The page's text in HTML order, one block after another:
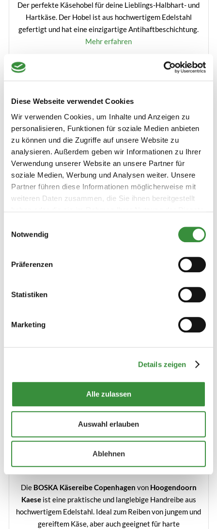
Diese Webseite verwendet Cookies
Wir verwenden Cookies, um Inhalte und Anzeigen zu
personalisieren, Funktionen für soziale Medien anbieten
zu können und die Zugriffe auf unsere Website zu
analysieren. Außerdem geben wir Informationen zu Ihrer
Verwendung unserer Website an unsere Partner für
soziale Medien, Werbung und Analysen weiter. Unsere
Partner führen diese Informationen möglicherweise mit
weiteren Daten zusammen, die Sie ihnen bereitgestellt
Notwendig
Präferenzen
Statistiken
Marketing
Details zeigen
Alle zulassen
Auswahl erlauben
Ablehnen
Der perfekte Käsehobel für deine Lieblings-Halbhart- und
Hartkäse. Der Hobel ist aus hochwertigem Edelstahl
gefertigt und hat eine einzigartige Antihaftbeschichtung.
Mehr erfahren
Bestellen
Das elegante Design und das hochwertige Material sorgen
dafür, dass Sie halbharten und harten Käse mühelos vom
BOSKA Käsereibe Copenhagen
Die BOSKA Käsereibe Copenhagen von Hoogendoorn
Kaeseist eine praktische und langlebige Handreibe aus
hochwertigem Edelstahl. Ideal zum Reiben von jungem und
gereiftem Käse, aber auch geeignet für harte